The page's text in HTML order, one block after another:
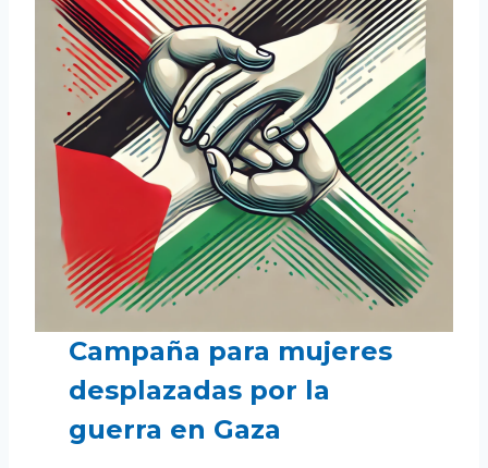
Campaña para mujeres
desplazadas por la
guerra en Gaza